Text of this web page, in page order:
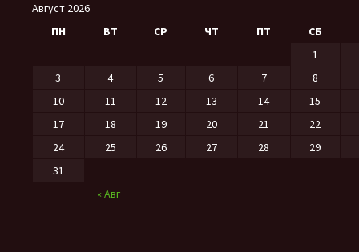
Август 2026
ПН
ВТ СР ЧТ ПТ СБ
« Авг
1
3
4 5 6 7
8
10
11 12 13 14
15
17
18 19 20 21
22
24
25 26 27 28
29
31